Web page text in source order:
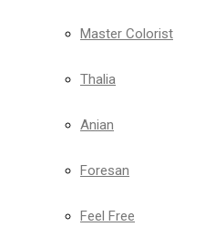
Master Colorist
Thalia
Anian
Foresan
Feel Free